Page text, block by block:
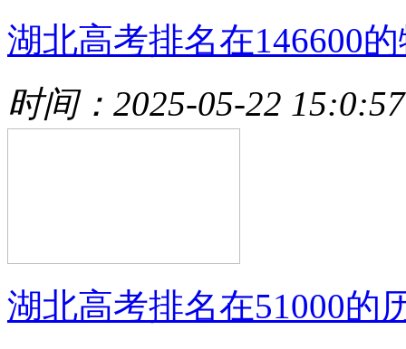
湖北高考排名在146600
时间：2025-05-22 15:0:57
湖北高考排名在51000的